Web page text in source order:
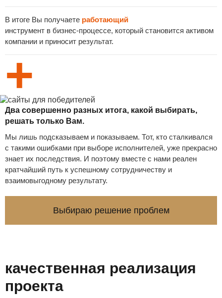
В итоге Вы получаете работающий
инструмент в бизнес-процессе, который становится активом
компании и приносит результат.
+
Два совершенно разных итога, какой выбирать,
решать только Вам.
Мы лишь подсказываем и показываем. Тот, кто сталкивался
с такими ошибками при выборе исполнителей, уже прекрасно
знает их последствия. И поэтому вместе с нами реален
кратчайший путь к успешному сотрудничеству и
взаимовыгодному результату.
Выбираю решение проблем
качественная реализация
проекта